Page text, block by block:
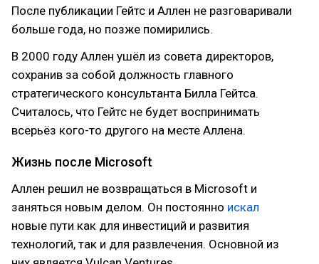
После публикации Гейтс и Аллен не разговаривали
больше года, но позже помирились.
В 2000 году Аллен ушёл из совета директоров,
сохранив за собой должность главного
стратегического консультанта Билла Гейтса.
Считалось, что Гейтс не будет воспринимать
всерьёз кого-то другого на месте Аллена.
Жизнь после Microsoft
Аллен решил не возвращаться в Microsoft и
заняться новым делом. Он постоянно искал
новые пути как для инвестиций и развития
технологий, так и для развлечения. Основной из